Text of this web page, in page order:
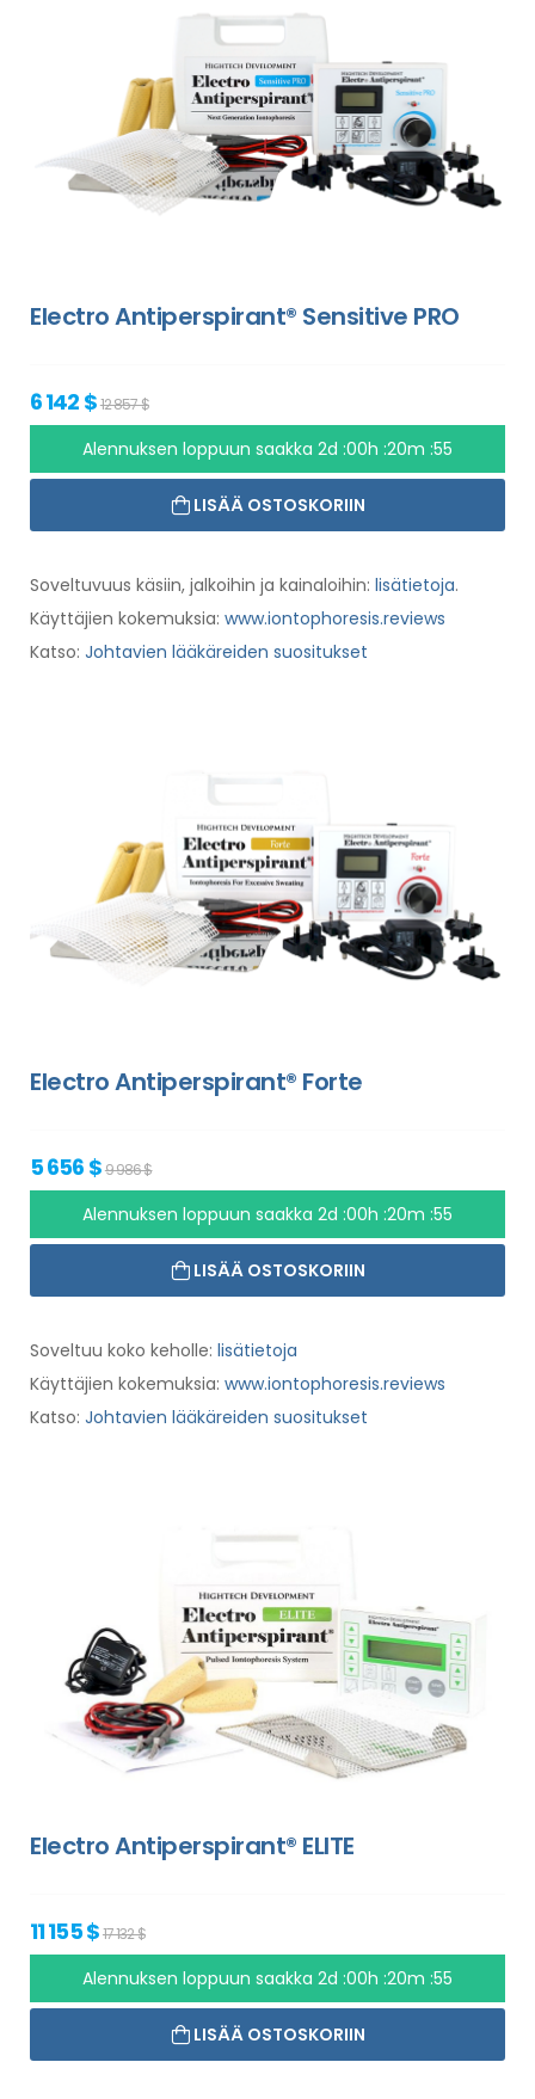
Electro Antiperspirant® Sensitive PRO
6 142 $12 857 $
Alennuksen loppuun saakka 2d :00h :20m :54
LISÄÄ OSTOSKORIIN
Soveltuvuus käsiin, jalkoihin ja kainaloihin: lisätietoja.
Käyttäjien kokemuksia: www.iontophoresis.reviews
Katso: Johtavien lääkäreiden suositukset
Electro Antiperspirant® Forte
5 656 $9 986 $
Alennuksen loppuun saakka 2d :00h :20m :54
LISÄÄ OSTOSKORIIN
Soveltuu koko keholle: lisätietoja
Käyttäjien kokemuksia: www.iontophoresis.reviews
Katso: Johtavien lääkäreiden suositukset
Electro Antiperspirant® ELITE
11 155 $17 132 $
Alennuksen loppuun saakka 2d :00h :20m :54
LISÄÄ OSTOSKORIIN